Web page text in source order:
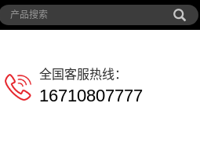
全国客服热线：
16710807777